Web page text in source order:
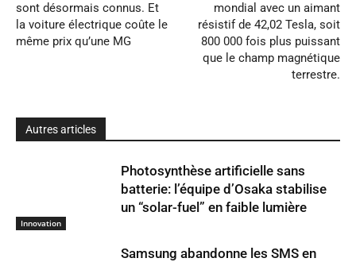
sont désormais connus. Et
la voiture électrique coûte le
même prix qu’une MG
mondial avec un aimant
résistif de 42,02 Tesla, soit
800 000 fois plus puissant
que le champ magnétique
terrestre.
Autres articles
Innovation
Photosynthèse artificielle sans
batterie: l’équipe d’Osaka stabilise
un “solar-fuel” en faible lumière
Samsung abandonne les SMS en